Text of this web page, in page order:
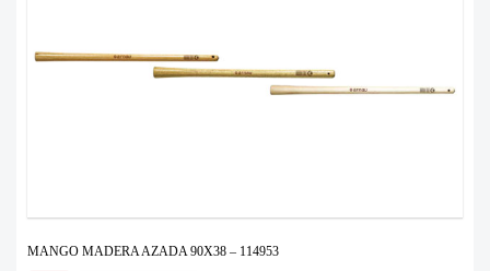
MANGO MADERA AZADA 90X38 – 114953